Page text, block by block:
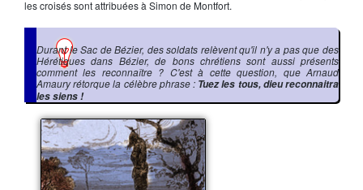
les croisés sont attribuées à Simon de Montfort.
Durant le Sac de Bézier, des soldats relèvent qu'il n'y a pas que des
Hérétiques dans Bézier, de bons chrétiens sont aussi présents
comment les reconnaître ? C'est à cette question, que Arnaud
Amaury rétorque la célèbre phrase : Tuez les tous, dieu reconnaitra
les siens !